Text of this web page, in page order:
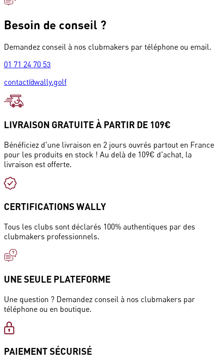
Besoin de conseil ?
Demandez conseil à nos clubmakers par téléphone ou email.
01 71 24 70 53
contact@wally.golf
LIVRAISON GRATUITE À PARTIR DE 109€
Bénéficiez d'une livraison en 2 jours ouvrés partout en France
pour les produits en stock ! Au delà de 109€ d'achat, la
livraison est offerte.
CERTIFICATIONS WALLY
Tous les clubs sont déclarés 100% authentiques par des
clubmakers professionnels.
UNE SEULE PLATEFORME
Une question ? Demandez conseil à nos clubmakers par
téléphone ou en boutique.
PAIEMENT SÉCURISÉ